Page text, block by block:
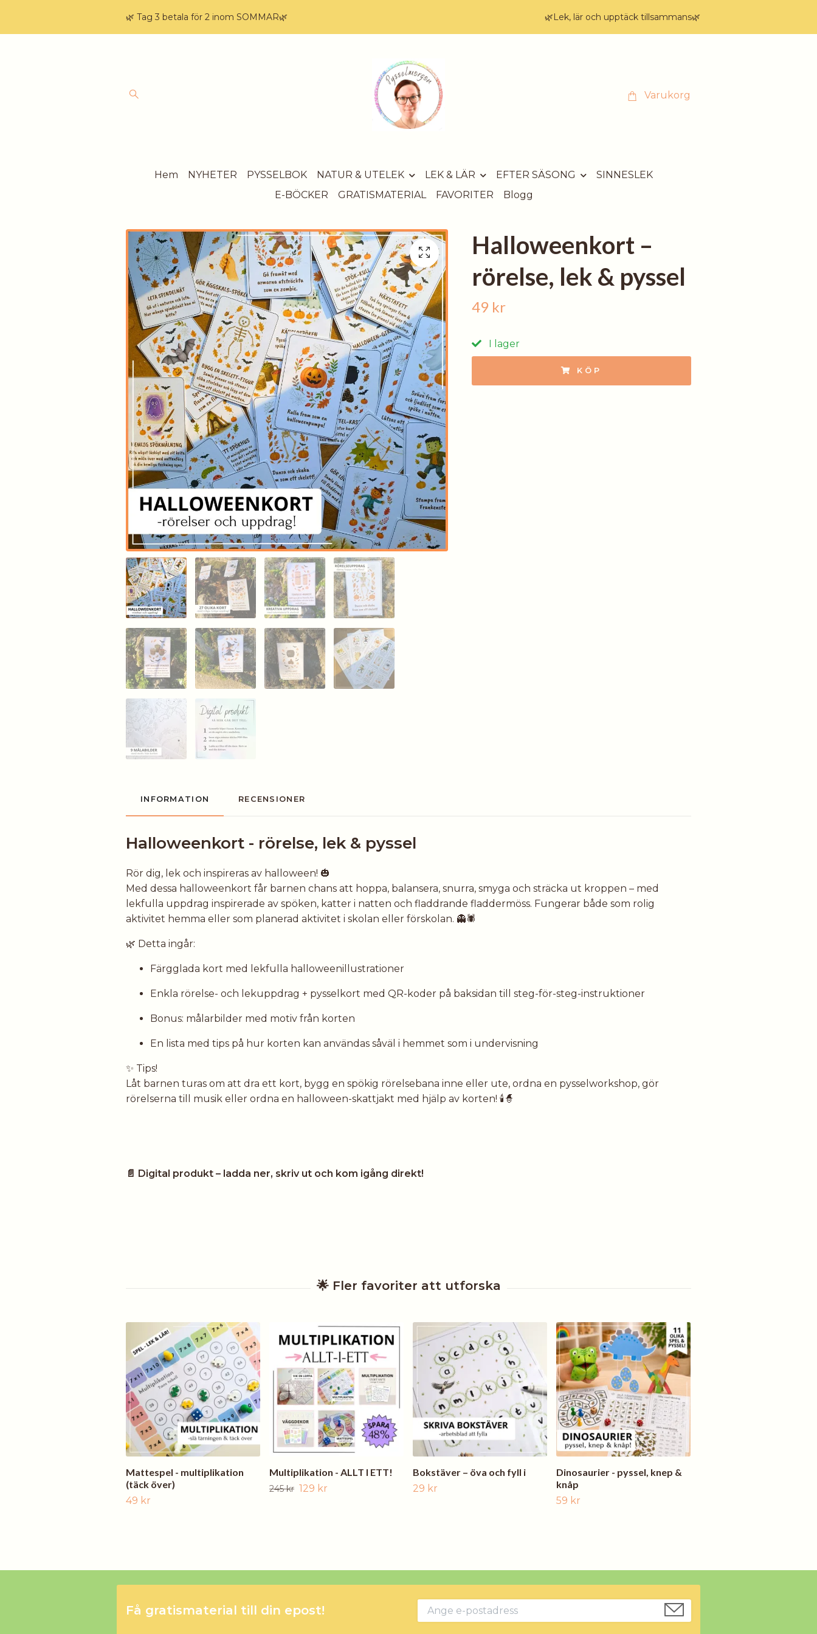
🌿 Tag 3 betala för 2 inom SOMMAR🌿 🌿Lek, lär och upptäck tillsammans🌿
Varukorg
Hem NYHETER PYSSELBOK NATUR & UTELEK LEK & LÄR EFTER SÄSONG
SINNESLEK
E-BÖCKER
GRATISMATERIAL FAVORITER Blogg
Halloweenkort –
rörelse, lek & pyssel
49 kr
I lager
KÖP
INFORMATION RECENSIONER
Halloweenkort - rörelse, lek & pyssel
Rör dig, lek och inspireras av halloween! 🎃
Med dessa halloweenkort får barnen chans att hoppa, balansera, snurra, smyga och sträcka ut kroppen – med
lekfulla uppdrag inspirerade av spöken, katter i natten och fladdrande fladdermöss. Fungerar både som rolig
aktivitet hemma eller som planerad aktivitet i skolan eller förskolan. 👻🕷️
🌿 Detta ingår:
Färgglada kort med lekfulla halloweenillustrationer
Enkla rörelse- och lekuppdrag + pysselkort med QR-koder på baksidan till steg-för-steg-instruktioner
Bonus: målarbilder med motiv från korten
En lista med tips på hur korten kan användas såväl i hemmet som i undervisning
✨ Tips!
Låt barnen turas om att dra ett kort, bygg en spökig rörelsebana inne eller ute, ordna en pysselworkshop, gör
rörelserna till musik eller ordna en halloween-skattjakt med hjälp av korten! 🕯️🧙
📄 Digital produkt – ladda ner, skriv ut och kom igång direkt!
Mattespel - multiplikation
(täck över)
49 kr
Multiplikation - ALLT I ETT!
245 kr 129 kr
Bokstäver – öva och fyll i
29 kr
Dinosaurier - pyssel, knep &
knåp
59 kr
Få gratismaterial till din epost!